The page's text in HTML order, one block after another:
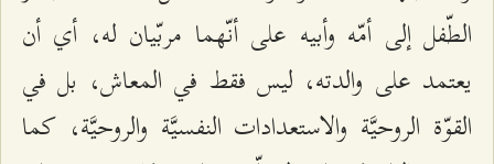
الطّفل إلى أمّه وأبيه على أنّهما مربّيان له، أي أن
يعتمد على والدته، ليس فقط في المعاش، بل في
القوّة الروحيَّة والاستعدادات النفسيَّة والروحيَّة، كما